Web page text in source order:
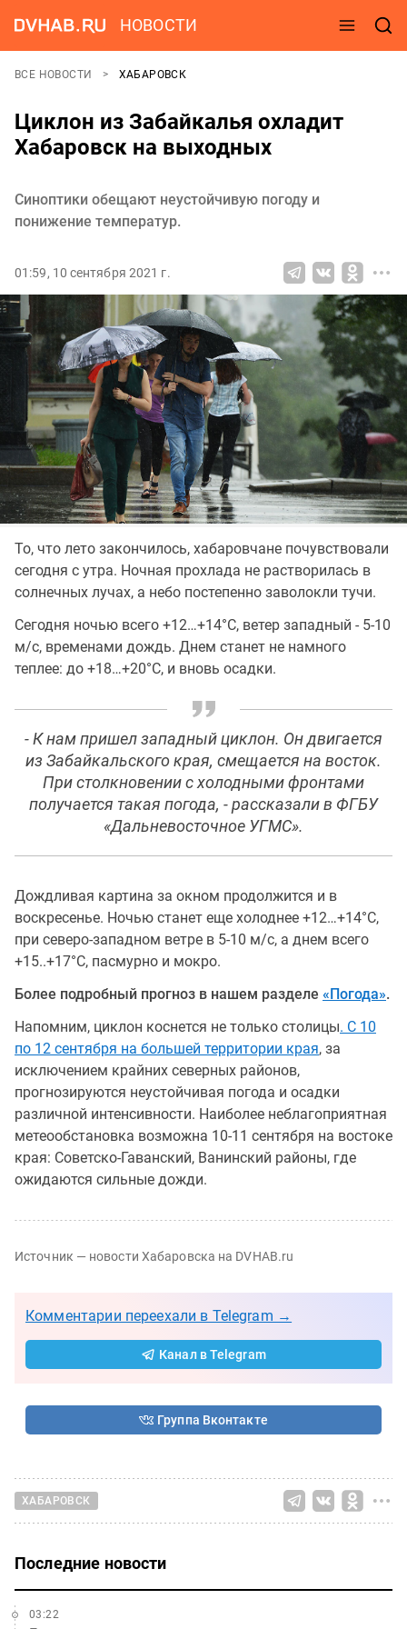
НОВОСТИ
ВСЕ НОВОСТИ ХАБАРОВСК
Циклон из Забайкалья охладит
Хабаровск на выходных
Синоптики обещают неустойчивую погоду и
понижение температур.
01:59, 10 сентября 2021 г.
То, что лето закончилось, хабаровчане почувствовали
сегодня с утра. Ночная прохлада не растворилась в
солнечных лучах, а небо постепенно заволокли тучи.
Сегодня ночью всего +12…+14°C, ветер западный - 5-10
м/с, временами дождь. Днем станет не намного
теплее: до +18…+20°C, и вновь осадки.
- К нам пришел западный циклон. Он двигается
из Забайкальского края, смещается на восток.
При столкновении с холодными фронтами
получается такая погода, - рассказали в ФГБУ
«Дальневосточное УГМС».
Дождливая картина за окном продолжится и в
воскресенье. Ночью станет еще холоднее +12…+14°C,
при северо-западном ветре в 5-10 м/с, а днем всего
+15..+17°C, пасмурно и мокро.
Более подробный прогноз в нашем разделе «Погода».
Напомним, циклон коснется не только столицы. С 10
по 12 сентября на большей территории края, за
исключением крайних северных районов,
прогнозируются неустойчивая погода и осадки
различной интенсивности. Наиболее неблагоприятная
метеообстановка возможна 10-11 сентября на востоке
края: Советско-Гаванский, Ванинский районы, где
ожидаются сильные дожди.
Источник — новости Хабаровска на DVHAB.ru
Комментарии переехали в Telegram →
Канал в Telegram
Группа Вконтакте
ХАБАРОВСК
Последние новости
03:22